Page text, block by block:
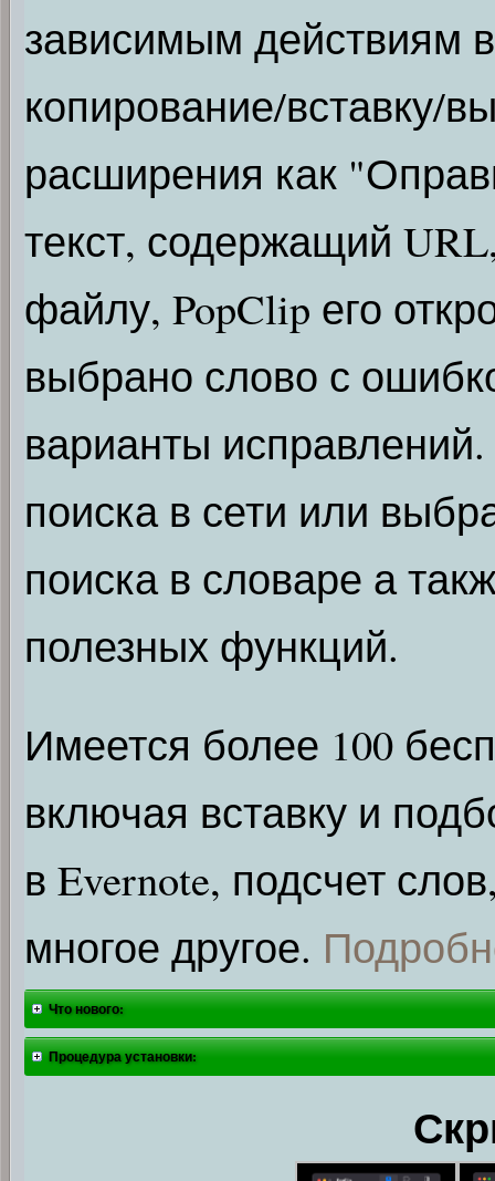
зависимым действиям
копирование/вставку/
расширения как
текст, содержащий
файлу, PopClip его
выбрано слово с
варианты
поиска в сети или
поиска в словаре а
полезных функций.
Имеется более 100
включая вставку и
в Evernote, подсчет
многое другое.
Что нового:
Процедура установки: